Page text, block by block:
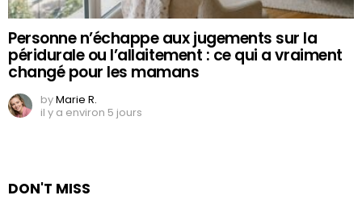
Personne n’échappe aux jugements sur la
péridurale ou l’allaitement : ce qui a vraiment
changé pour les mamans
byMarie R.
il y a environ 5 jours
DON'T MISS